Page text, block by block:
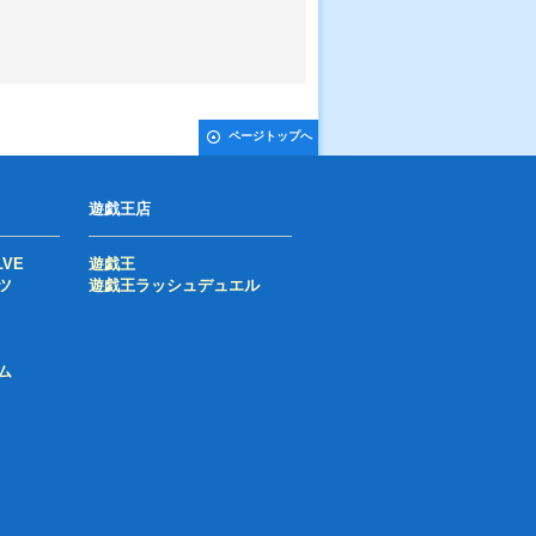
ページトップへ
遊戯王店
遊戯王
遊戯王ラッシュデュエル